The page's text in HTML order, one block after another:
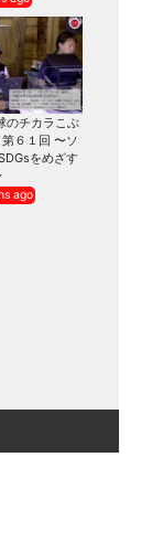
のチカラこぶ
６１回 〜ソ
をめざす
ago